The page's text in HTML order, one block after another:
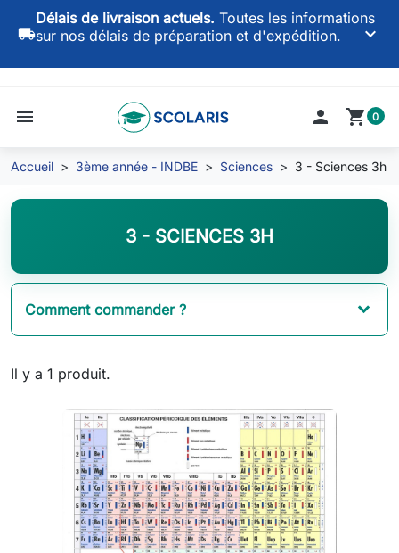
local_shipping
Délais de livraison actuels. Toutes les informations
sur nos délais de préparation et d'expédition.
keyboard_arrow_down
menu  shopping_cart 0
Accueil 3ème année - INDBE Sciences 3 - Sciences 3h
3 - SCIENCES 3H
Comment commander ?
Il y a 1 produit.